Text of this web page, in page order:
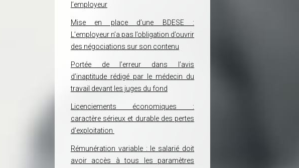
l’employeur
Mise en place d’une BDESE :
L’employeur n’a pas l’obligation d’ouvrir
des négociations sur son contenu
Portée de l’erreur dans l’avis
d’inaptitude rédigé par le médecin du
travail devant les juges du fond
Licenciements économiques :
caractère sérieux et durable des pertes
d’exploitation
Rémunération variable : le salarié doit
avoir accès à tous les paramètres